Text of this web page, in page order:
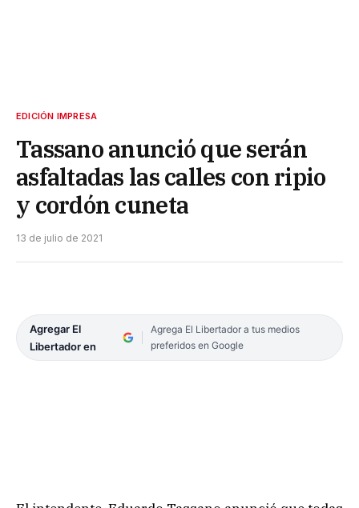
EDICIÓN IMPRESA
Tassano anunció que serán
asfaltadas las calles con ripio
y cordón cuneta
13 de julio de 2021
Agregar El
Libertador en
Agrega El Libertador a tus medios
preferidos en Google